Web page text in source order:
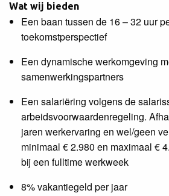
Wat wij bieden
Een baan tussen de 16 – 32 uur
toekomstperspectief
Een dynamische werkomgeving
samenwerkingspartners
Een salariëring volgens de
arbeidsvoorwaardenregeling.
jaren werkervaring en wel/geen
minimaal € 2.980 en maximaal €
bij een fulltime werkweek
8% vakantiegeld per jaar